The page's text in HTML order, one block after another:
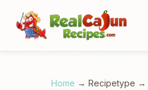
Home → Recipetype →